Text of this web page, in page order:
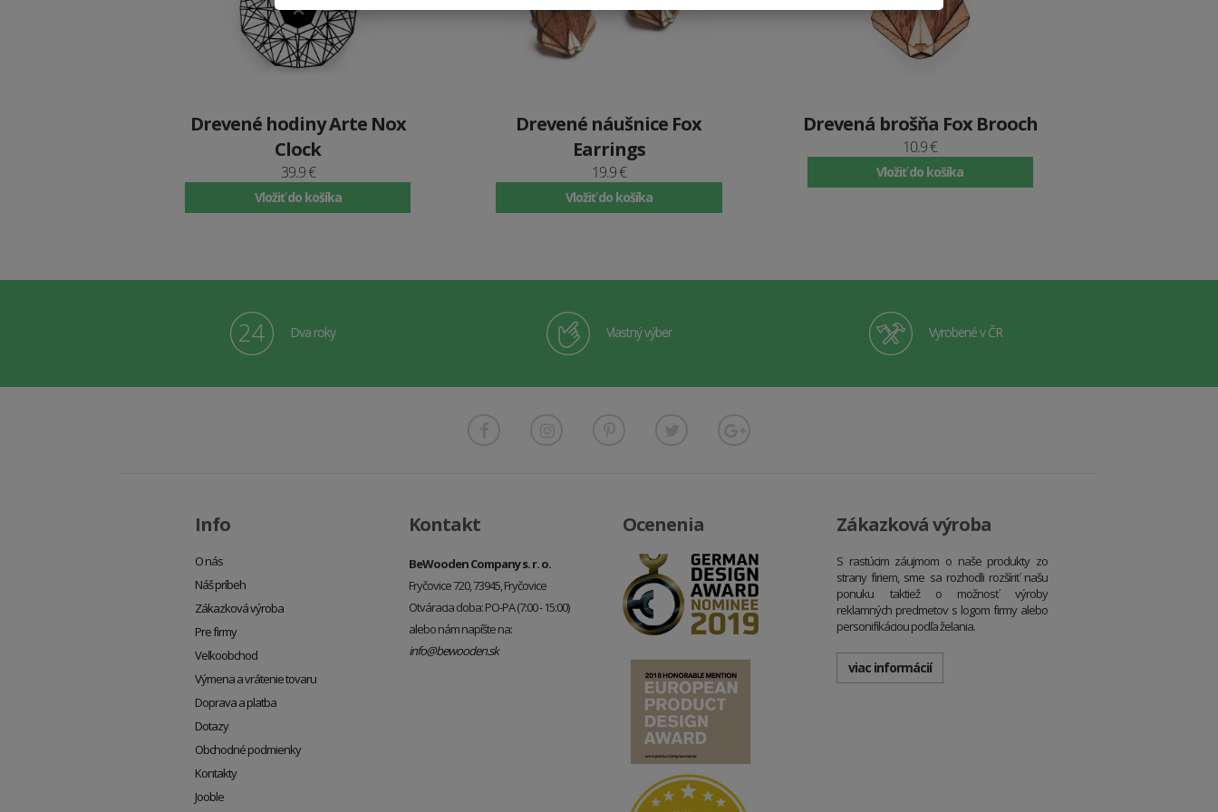
Drevené hodiny Arte Nox
Clock
39.9 €
Vložiť do košíka
Drevené náušnice Fox
Earrings
19.9 €
Vložiť do košíka
Drevená brošňa Fox Brooch
10.9 €
Vložiť do košíka
Dva roky Vlastný výber Vyrobené v ČR
Info
O nás
Náš príbeh
Zákazková výroba
Pre firmy
Veľkoobchod
Výmena a vrátenie tovaru
Doprava a platba
Dotazy
Obchodné podmienky
Kontakty
Jooble
Kontakt
BeWooden Company s. r. o.
Fryčovice 720, 73945, Fryčovice
Otváracia doba: PO-PA (7:00 - 15:00)
alebo nám napíšte na:
info@bewooden.sk
Ocenenia Zákazková výroba
S rastúcim záujmom o naše produkty zo
strany firiem, sme sa rozhodli rozšíriť našu
ponuku taktiež o možnosť výroby
reklamných predmetov s logom firmy alebo
personifikáciou podľa želania.
viac informácií